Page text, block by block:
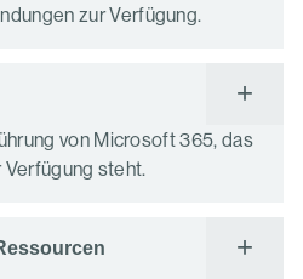
zur Verfügung.
von Microsoft 365, das
Verfügung steht.